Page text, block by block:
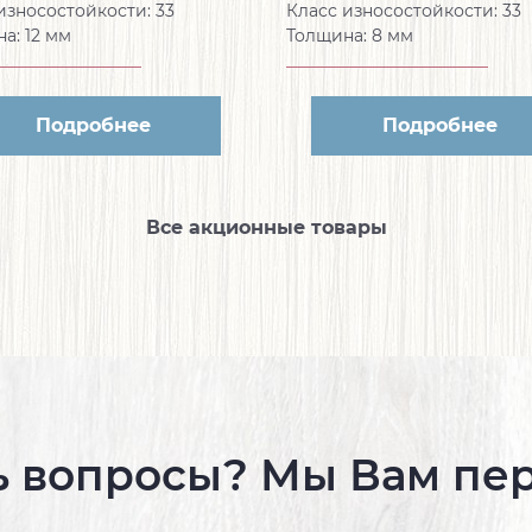
33
12 мм
Подробнее
Класс износостойкости: 33
Толщина: 8 мм
Подробнее
Все акционные товары
вопросы? Мы Вам